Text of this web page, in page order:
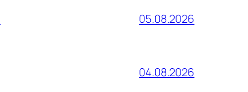
05.08.2026
04.08.2026